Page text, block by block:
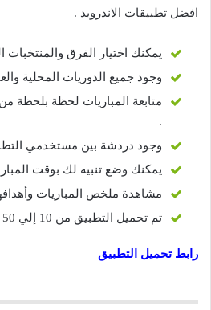
افضل تطبيقات الاندرويد .
يمكنك اختيار الفرق والمنتخبات
وجود جميع الدوريات المحلية
متابعة المباريات لحظة بلحظة
.
وجود دردشة بين مستخدمي
يمكنك وضع تنبيه لك بوقت
مشاهدة ملخص المباريات وأهدافها
تم تحميل التطبيق من 10 إلي 50 مليون تحميل .
رابط تحميل التطبيق